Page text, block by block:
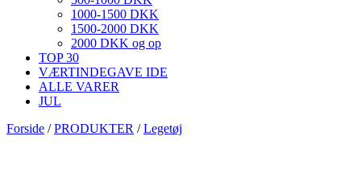
1000-1500 DKK
1500-2000 DKK
2000 DKK og op
TOP 30
VÆRTINDEGAVE IDE
ALLE VARER
JUL
Forside /PRODUKTER /Legetøj